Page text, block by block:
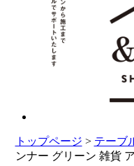
トップページ > テーブ
ンナー グリーン 雑貨